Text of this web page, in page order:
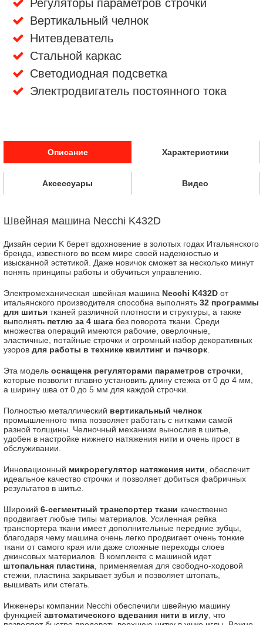
Регуляторы параметров строчки
Вертикальный челнок
Нитевдеватель
Стальной каркас
Светодиодная подсветка
Электродвигатель постоянного тока
Описание Характеристики
Аксессуары Видео
Швейная машина Necchi K432D
Дизайн серии K берет вдохновение в золотых годах Итальянского
бренда, известного во всем мире своей надежностью и
изысканной эстетикой. Даже новичок сможет за несколько минут
понять принципы работы и обучиться управлению.
Электромеханическая швейная машина Necchi K432D от
итальянского производителя способна выполнять 32 программы
для шитья тканей различной плотности и структуры, а также
выполнять петлю за 4 шага без поворота ткани. Среди
множества операций имеются рабочие, оверлочные,
эластичные, потайные строчки и огромный набор декоративных
узоров для работы в технике квилтинг и пэчворк
Эта модель оснащена регуляторами параметров строчки
которые позволит плавно установить длину стежка от 0 до 4 мм,
а ширину шва от 0 до 5 мм для каждой строчки.
Полностью металлический вертикальный челнок
промышленного типа позволяет работать с нитками самой
разной толщины. Челночный механизм вынослив в шитье,
удобен в настройке нижнего натяжения нити и очень прост в
обслуживании.
Инновационный микрорегулятор натяжения нити , обеспечит
идеальное качество строчки и позволяет добиться фабричных
результатов в шитье.
Широкий 6-сегментный транспортер ткани качественно
продвигает любые типы материалов. Усиленная рейка
транспортера ткани имеет дополнительные передние зубцы,
благодаря чему машина очень легко продвигает очень тонкие
ткани от самого края или даже сложные переходы слоев
джинсовых материалов. В комплекте с машиной идет
штопальная пластина , применяемая для свободно-ходовой
стежки, пластина закрывает зубья и позволяет штопать,
вышивать или стегать.
Инженеры компании Necchi обеспечили швейную машину
функцией автоматического вдевания нити в иглу , что